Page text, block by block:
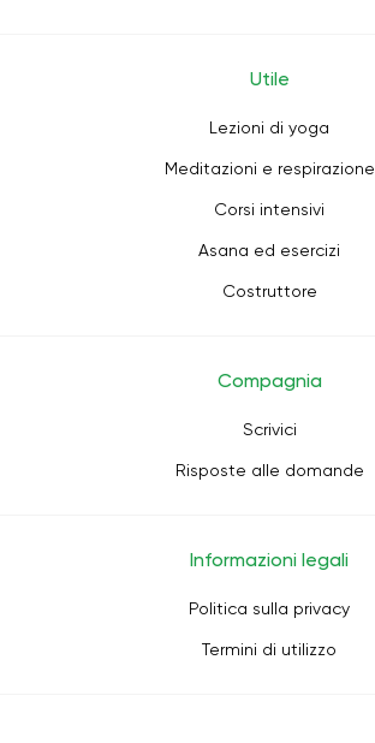
Utile
Lezioni di yoga
Meditazioni e respirazione
Corsi intensivi
Asana ed esercizi
Costruttore
Compagnia
Scrivici
Risposte alle domande
Informazioni legali
Politica sulla privacy
Termini di utilizzo